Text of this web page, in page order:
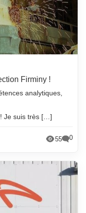
Firminy !
analytiques,
Je suis très […]
55 0